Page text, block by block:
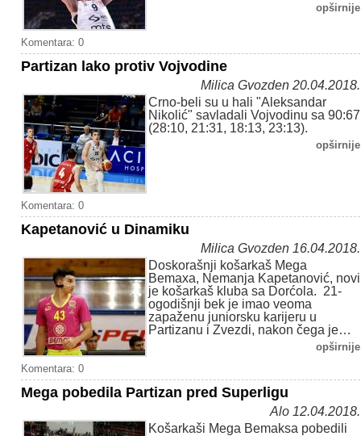
opširnije
Komentara: 0
Partizan lako protiv Vojvodine
Milica Gvozden 20.04.2018.
Crno-beli su u hali "Aleksandar
Nikolić" savladali Vojvodinu sa 90:67
(28:10, 21:31, 18:13, 23:13).
opširnije
Komentara: 0
Kapetanović u Dinamiku
Milica Gvozden 16.04.2018.
Doskorašnji košarkaš Mega
Bemaxa, Nemanja Kapetanović, novi
je košarkaš kluba sa Dorćola. 21-
ogodišnji bek je imao veoma
zapaženu juniorsku karijeru u
Partizanu i Zvezdi, nakon čega je…
opširnije
Komentara: 0
Mega pobedila Partizan pred Superligu
Alo 12.04.2018.
Košarkaši Mega Bemaksa pobedili